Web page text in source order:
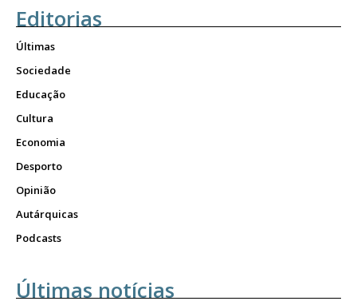
Editorias
Últimas
Sociedade
Educação
Cultura
Economia
Desporto
Opinião
Autárquicas
Podcasts
Últimas notícias